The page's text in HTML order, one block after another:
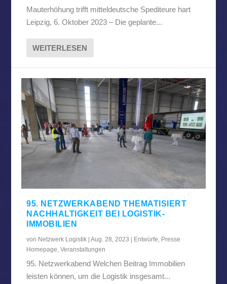
Mauterhöhung trifft mitteldeutsche Spediteure hart
Leipzig, 6. Oktober 2023 – Die geplante...
WEITERLESEN
95. NETZWERKABEND THEMATISIERT
NACHHALTIGKEIT BEI LOGISTIK-
IMMOBILIEN
von Netzwerk Logistik |Aug. 28, 2023 Entwürfe, Presse
Homepage,Veranstaltungen
95. Netzwerkabend Welchen Beitrag Immobilien
leisten können, um die Logistik insgesamt...